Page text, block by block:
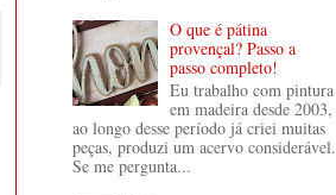
O que é pátina
provençal? Passo a
passo completo!
Eu trabalho com pintura
em madeira desde 2003,
ao longo desse período já criei muitas
peças, produzi um acervo considerável.
Se me pergunta...